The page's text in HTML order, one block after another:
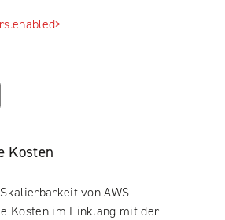
Kosten
von AWS
Kosten im Einklang mit der